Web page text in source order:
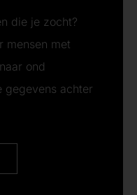
die je zocht?
mensen met
ond
gegevens achter